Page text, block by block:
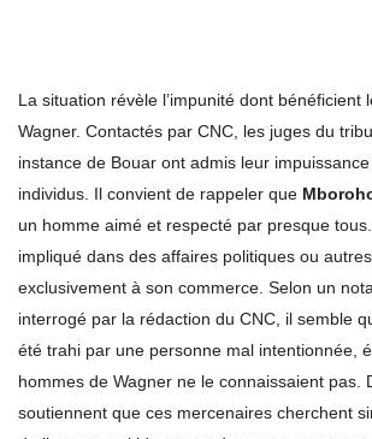
La situation révèle l’impunité dont bénéficient
Wagner. Contactés par CNC, les juges du
instance de Bouar ont admis leur
individus. Il convient de rappeler que
un homme aimé et respecté par presque
impliqué dans des affaires politiques ou
exclusivement à son commerce. Selon un
interrogé par la rédaction du CNC, il semble
été trahi par une personne mal intentionnée,
hommes de Wagner ne le connaissaient pas.
soutiennent que ces mercenaires cherchent